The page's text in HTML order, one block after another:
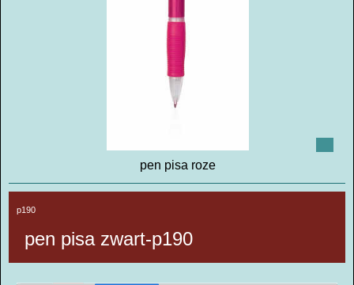
pen pisa roze
p190
pen pisa zwart-p190